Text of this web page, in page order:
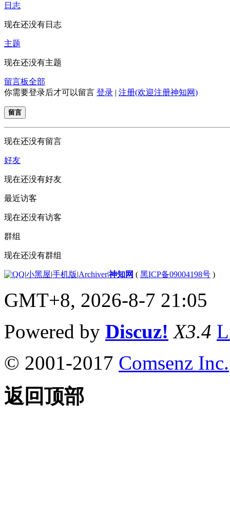
日志
现在还没有日志
主题
现在还没有主题
留言板全部
你需要登录后才可以留言 登录 | 注册(欢迎注册神知网)
留言
现在还没有留言
好友
现在还没有好友
最近访客
现在还没有访客
群组
现在还没有群组
|小黑屋|手机版|Archiver|神知网 ( 黑ICP备09004198号 )
GMT+8, 2026-8-7 21:05
Powered by Discuz! X3.4
© 2001-2017 Comsenz Inc.
返回顶部